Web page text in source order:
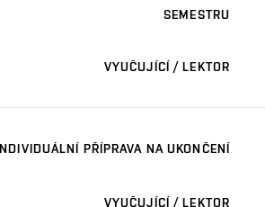
SEMESTRU
VYUČUJÍCÍ / LEKTOR
PŘÍPRAVA NA UKONČENÍ
VYUČUJÍCÍ / LEKTOR